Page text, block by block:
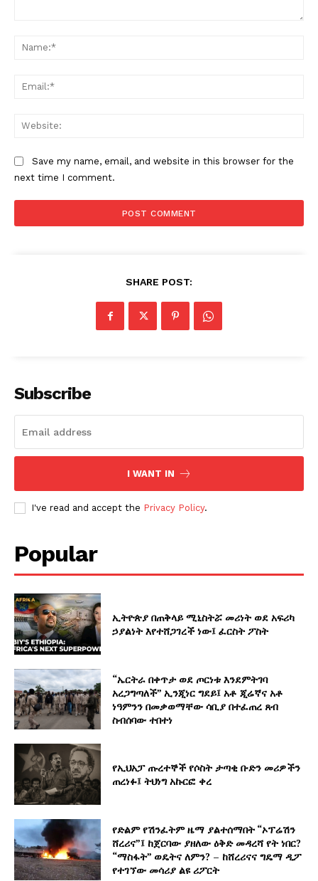
Save my name, email, and website in this browser for the
next time I comment.
SHARE POST:
Subscribe
I WANT IN
I've read and accept the Privacy Policy.
Popular
ኢትዮጵያ በጠቅላይ ሚኒስትሯ መሪነት ወደ አፍሪካ
ኃያልነት እየተሸጋገረች ነው፤ ፈርስት ፖስት
“ኤርትራ በቀጥታ ወደ ጦርነቱ እንደምትገባ
አረጋግጣለች” ኢንጂነር ግደይ፤ አቶ ጂሬኛና አቶ
ነዓምንን በመቃወማቸው ሳቢያ በተፈጠረ ጸብ
ስብሰባው ተበተነ
የኢህአፓ ጡረተኞች የሶስት ታጣቂ ቡድን መሪዎችን
ጠረነፉ፤ ትህነግ አኩርፎ ቀረ
የድልም የሽንፈትም ዜማ ያልተሰማበት “ኦፕሬሽን
ሸረሪና”፤ ከጀርባው ያዘለው ዕቅድ መዳረሻ የት ነበር?
“ማስፋት” ወዴትና ለምን? – ከሸረሪናና ግዴማ ዲፖ
የተገኘው መሳሪያ ልዩ ሪፖርት